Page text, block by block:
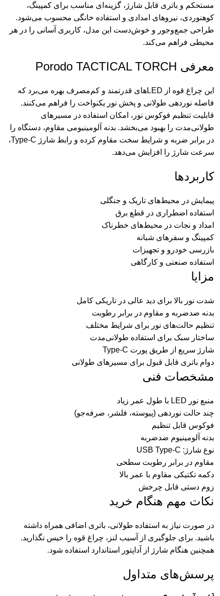
مستحکم و باتری قابل شارژ، گزینه‌ای مناسب برای کمپینگ،
کوهنوردی، نیروهای امدادی و استفاده خانگی محسوب می‌شود.
طراحی جمع‌وجور و خوش‌دست این مدل، کاربری آسانی را در هر
محیطی فراهم می‌کند.
معرفی Porodo TACTICAL TORCH
این چراغ قوه از LEDهای قدرتمند و کم‌مصرف بهره می‌برد که
فاصله نوردهی طولانی و پخش نور یکنواخت را فراهم می‌کنند.
قابلیت تنظیم فوکوس نور، امکان استفاده در مسیرهای
طولانی‌مدت را بهبود می‌بخشد. بدنه آلومینیومی مقاوم، دستگاه را
در برابر ضربه و شرایط سخت مقاوم کرده و رابط شارژ Type-C،
سرعت شارژ را افزایش می‌دهد.
کاربردها
پیمایش در محیط‌های تاریک و جنگلی
استفاده اضطراری در قطع برق
امداد و نجات در محیط‌های خطرناک
کمپینگ و سفرهای شبانه
بازرسی خودرو و تجهیزات
استفاده صنعتی و کارگاهی
مزایا
شدت نور بالا برای دید عالی در تاریکی کامل
بدنه ضدضربه و مقاوم در برابر رطوبت
تنظیم حالت‌های نور برای شرایط مختلف
ساختار سبک برای استفاده طولانی‌مدت
شارژ سریع از طریق پورت Type-C
دوام باتری قابل قبول برای مسیرهای طولانی
مشخصات فنی
منبع نور LED با طول عمر زیاد
چند حالت نوردهی (پیوسته، فلشر، صرفه‌جو)
فوکوس قابل تنظیم
بدنه آلومینیوم ضدضربه
نوع شارژ: USB Type-C
مقاوم در برابر رطوبت سطحی
دکمه تکتیکی مقاوم با عمر بالا
زوم دستی قابل چرخش
نکات مهم هنگام خرید
در صورت نیاز به استفاده طولانی، باتری اضافی همراه داشته
باشید. برای جلوگیری از آسیب لنز، چراغ قوه را خیس نگذارید.
همچنین هنگام شارژ از آداپتور استاندارد استفاده شود.
پرسش‌های متداول